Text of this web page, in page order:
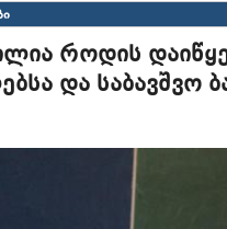
როდის
და საბავშვო